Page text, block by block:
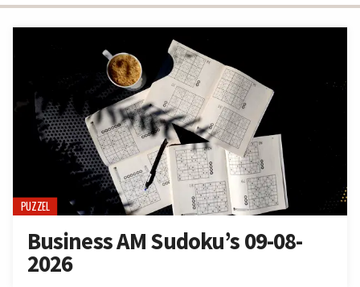
PUZZEL
Business AM Sudoku’s 09-08-
2026